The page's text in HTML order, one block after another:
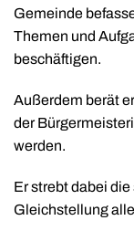
Gemeinde
Themen und
beschäftigen.
Außerdem berät
der
werden.
Er strebt dabei
Gleichstellung